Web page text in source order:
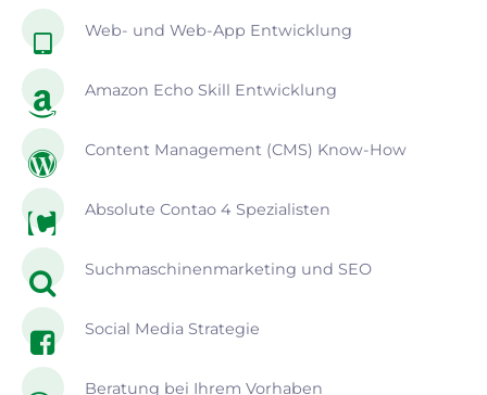
Web- und Web-App Entwicklung
Amazon Echo Skill Entwicklung
Content Management (CMS) Know-How
Absolute Contao 4 Spezialisten
Suchmaschinenmarketing und SEO
Social Media Strategie
Beratung bei Ihrem Vorhaben